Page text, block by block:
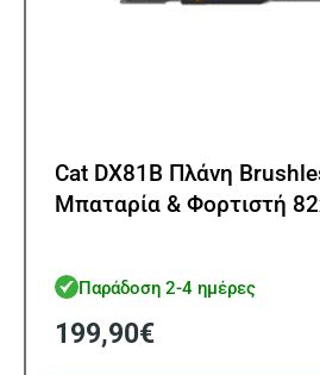
Cat DX81B Πλάνη
Μπαταρία & Φορτιστή
Παράδοση 2-4 ημέρες
199,90€